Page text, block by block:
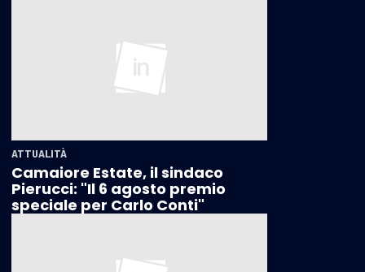
ATTUALITÀ
Camaiore Estate, il sindaco
Pierucci: "Il 6 agosto premio
speciale per Carlo Conti"